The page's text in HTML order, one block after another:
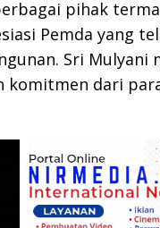
pihak
Pemda yang
Sri Mulyani
komitmen dari